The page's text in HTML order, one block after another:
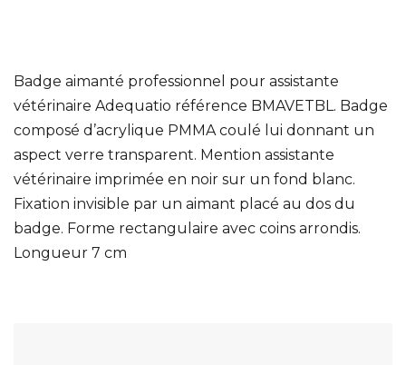
Badge aimanté professionnel pour assistante
vétérinaire Adequatio référence BMAVETBL. Badge
composé d’acrylique PMMA coulé lui donnant un
aspect verre transparent. Mention assistante
vétérinaire imprimée en noir sur un fond blanc.
Fixation invisible par un aimant placé au dos du
badge. Forme rectangulaire avec coins arrondis.
Longueur 7 cm